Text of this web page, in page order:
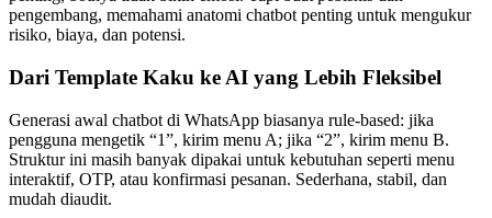
pengembang, memahami anatomi chatbot penting untuk mengukur
risiko, biaya, dan potensi.
Dari Template Kaku ke AI yang Lebih Fleksibel
Generasi awal chatbot di WhatsApp biasanya rule-based: jika
pengguna mengetik “1”, kirim menu A; jika “2”, kirim menu B.
Struktur ini masih banyak dipakai untuk kebutuhan seperti menu
interaktif, OTP, atau konfirmasi pesanan. Sederhana, stabil, dan
mudah diaudit.